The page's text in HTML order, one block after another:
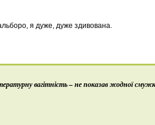
я дуже, дуже здивована.
вагітність – не показав жодної